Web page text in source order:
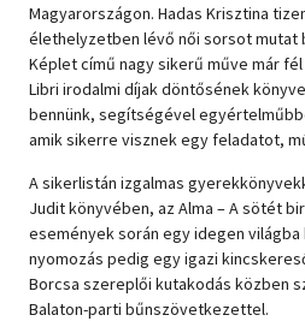
Magyarországon. Hadas Krisztina
élethelyzetben lévő női sorsot mutat
Képlet című nagy sikerű műve már
Libri irodalmi díjak döntősének
bennünk, segítségével
amik sikerre visznek egy feladatot,
A sikerlistán izgalmas
Judit könyvében, az Alma – A sötét
események során egy idegen világba
nyomozás pedig egy igazi
Borcsa szereplői kutakodás közben
Balaton-parti bűnszövetkezettel.